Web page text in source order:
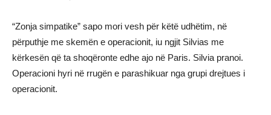
“Zonja simpatike” sapo mori vesh për këtë udhëtim, në
përputhje me skemën e operacionit, iu ngjit Silvias me
kërkesën që ta shoqëronte edhe ajo në Paris. Silvia pranoi.
Operacioni hyri në rrugën e parashikuar nga grupi drejtues i
operacionit.